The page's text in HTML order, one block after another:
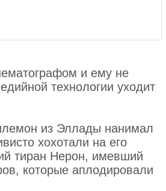
и ему не
технологии уходит
из Эллады нанимал
хохотали на его
тиран Нерон, имевший
которые аплодировали